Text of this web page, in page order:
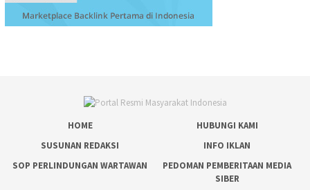
HOME
HUBUNGI KAMI
SUSUNAN REDAKSI
INFO IKLAN
SOP PERLINDUNGAN WARTAWAN
PEDOMAN PEMBERITAAN MEDIA
SIBER